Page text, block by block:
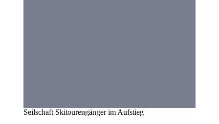
Seilschaft Skitourengänger im Aufstieg